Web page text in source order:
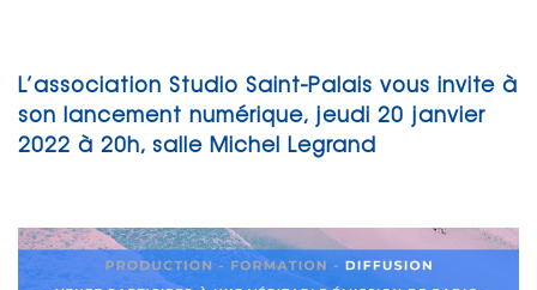
L’association Studio Saint-Palais vous invite à
son lancement numérique, jeudi 20 janvier
2022 à 20h, salle Michel Legrand